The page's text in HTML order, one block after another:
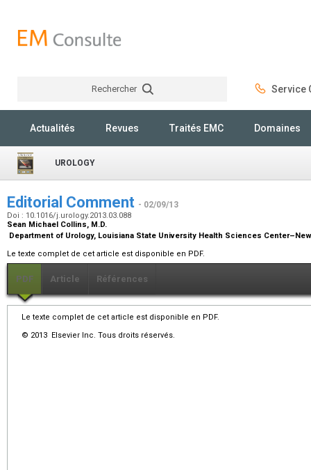
Rechercher Service
Actualités Revues Traités EMC Domaines
UROLOGY
Editorial Comment - 02/09/13
Doi : 10.1016/j.urology.2013.03.088
Sean Michael Collins, M.D.
Department of Urology, Louisiana State University Health Sciences
Le texte complet de cet article est disponible en PDF.
PDF Article Références
Le texte complet de cet article est disponible en PDF.
© 2013 Elsevier Inc. Tous droits réservés.